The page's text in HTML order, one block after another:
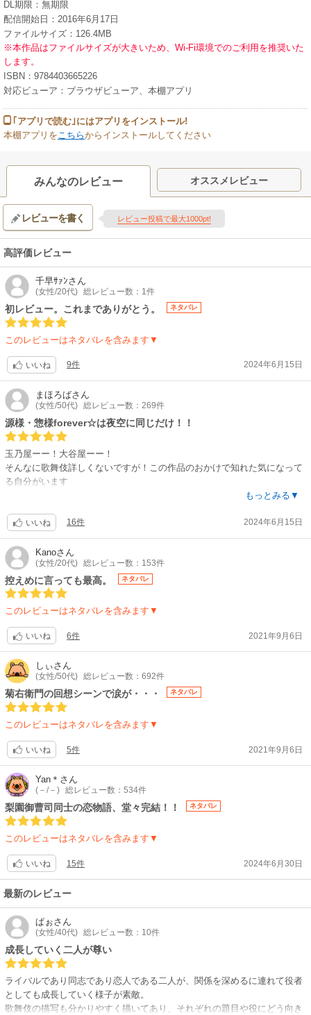
DL期限：無期限
配信開始日：2016年6月17日
ファイルサイズ：126.4MB
※本作品はファイルサイズが大きいため、Wi-Fi環境でのご利用を推奨いた
します。
ISBN：9784403665226
対応ビューア：ブラウザビューア、本棚アプリ
｢アプリで読む｣にはアプリをインストール!
本棚アプリを こちらからインストールしてください
みんなのレビュー オススメレビュー
レビューを書く レビュー投稿で最大1000pt!
高評価レビュー
千早ｻｧﾝさん
(女性/20代) 総レビュー数：1件
初レビュー。これまでありがとう。 ネタバレ
このレビューはネタバレを含みます▼
いいね 9件 2024年6月15日
まほろばさん
(女性/50代) 総レビュー数：269件
源様・惣様forever☆は夜空に同じだけ！！
玉乃屋ーー！大谷屋ーー！
そんなに歌舞伎詳しくないですが！この作品のおかけで知れた気になって
る自分がいます
完結にあたり、1巻から読み返すと、もう、全てのキャラが愛しくて。万
感の想いでラストシーンを読ませていただきました。。
キャラクターの絶妙かつ、完璧な表情に思わず見惚れる絶対的に素晴らし
い作画、人間的に成長していく物語、梨園を垣間見れる設定、こんな素晴
らしいBLはほかになくて唯一無二！☆は夜空にあるのと同じくらい
で！！！
ここからはひたすら熱く、アツく、暑苦しく自分の思いの丈を書き散らか
す所存なので、長ーくなります
梨園という独特な世界を描いてる割にはサラッとしてます、でもそれがい
い(じゃないとBLとの割合とか、長くなりすぎたりとか。)先生は歌舞伎の
ことを知らない、という、言わばゼロイチからここまできたのですよね!?
いや、BL漫画家様としてすでに確固たる位置におられますが。物語が薄く
でも面白く、歌舞伎観にいきたいかも、と興味を持たせるぐらいに面白く
するっていうさじ加減なんですよ！
まず、作画に絶対的な、絶対的なっ！完璧さがないと
もう、無理、着手出来ないジャンルじゃないですか。
何度、源惣の隈取顔や、舞台での役者の顔、静止の立ち姿に時が止まるほ
どに見とれたことか。。
役者がそのお役になりきる瞬間というのを絵で表現されている、その技量
は絵の技術だけではなく、人が輝く瞬間の本質を捉えていないと表現でき
ないことだと思うのです。
蔦丸さんとか、名脇役じゃないですか。
役者さんたちが舞台で「仕上がる」瞬間を漫画で
後半に向かうにつれイチャラブやエロは少なくなり、たぶん作品中の2割
もないのですが2人の精神的な繋がり愛しいです。ソレはまた別作品で補
給！
10巻まで足かけ9年、す、すごい。10巻まであるBL漫画、梨園が舞台しか
も2人とも御曹司で、血縁関係や名コンビだったじーちやん世代の物語り
も織り交ぜて、ほかとは一線を画す貴重なBL作品です。
BLというものを全般的に好みますが、日本が日本であるためにも「和」を
題材としたものは尊い！激推しです
イサク先生お疲れ様でした。心の底からこの作品があることに感謝してお
もっとみる▼
いいね 16件 2024年6月15日
Kanoさん
(女性/20代) 総レビュー数：153件
控えめに言っても最高。 ネタバレ
このレビューはネタバレを含みます▼
いいね 6件 2021年9月6日
しぃさん
(女性/50代) 総レビュー数：692件
菊右衛門の回想シーンで涙が・・・ ネタバレ
このレビューはネタバレを含みます▼
いいね 5件 2021年9月6日
Yan＊ さん
(－/－) 総レビュー数：534件
梨園御曹司同士の恋物語、堂々完結！！ ネタバレ
このレビューはネタバレを含みます▼
いいね 15件 2024年6月30日
最新のレビュー
ぱぉさん
(女性/40代) 総レビュー数：10件
成長していく二人が尊い
ライバルであり同志であり恋人である二人が、関係を深めるに連れて役者
としても成長していく様子が素敵。
歌舞伎の描写も分かりやすく描いてあり、それぞれの題目や役にどう向き